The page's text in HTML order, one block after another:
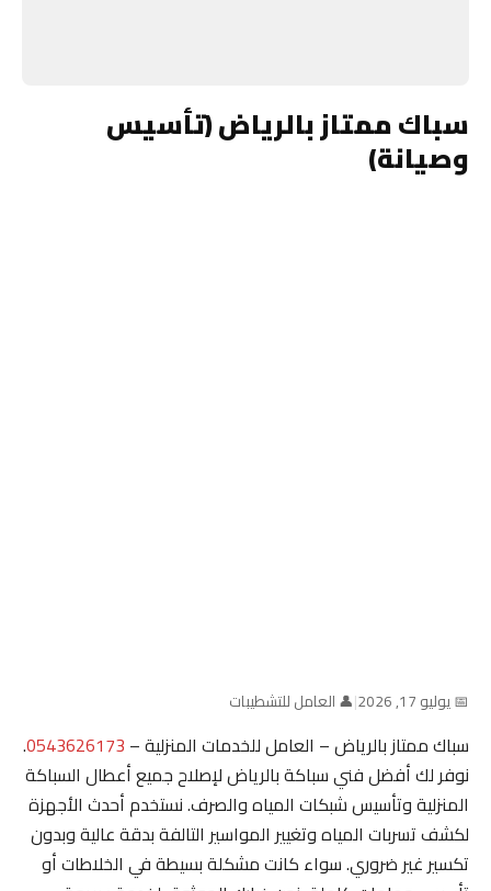
سباك ممتاز بالرياض (تأسيس
وصيانة)
📅 يوليو 17, 2026 |👤 العامل للتشطيبات
سباك ممتاز بالرياض – العامل للخدمات المنزلية –0543626173
.
نوفر لك أفضل فني سباكة بالرياض لإصلاح جميع أعطال السباكة
المنزلية وتأسيس شبكات المياه والصرف. نستخدم أحدث الأجهزة
لكشف تسربات المياه وتغيير المواسير التالفة بدقة عالية وبدون
تكسير غير ضروري. سواء كانت مشكلة بسيطة في الخلاطات أو